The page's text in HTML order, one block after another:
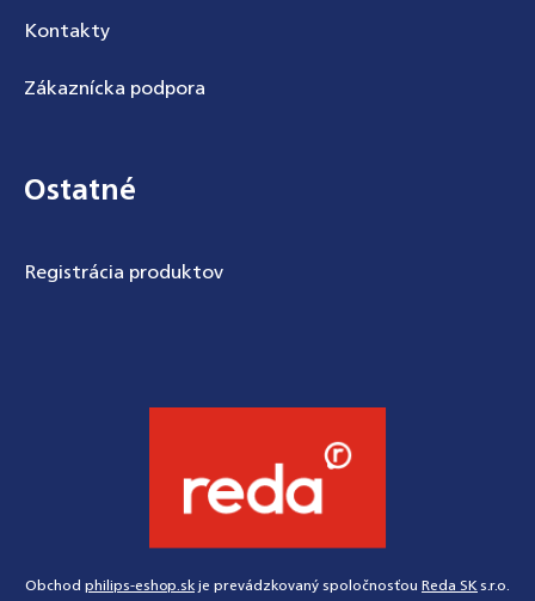
Kontakty
Zákaznícka podpora
Ostatné
Registrácia produktov
Obchodphilips-eshop.skje prevádzkovaný spoločnosťouReda SKs.r.o.